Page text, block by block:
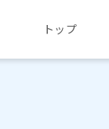
トップ